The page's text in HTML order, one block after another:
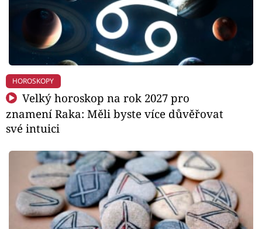
HOROSKOPY
Velký horoskop na rok 2027 pro
znamení Raka: Měli byste více důvěřovat
své intuici